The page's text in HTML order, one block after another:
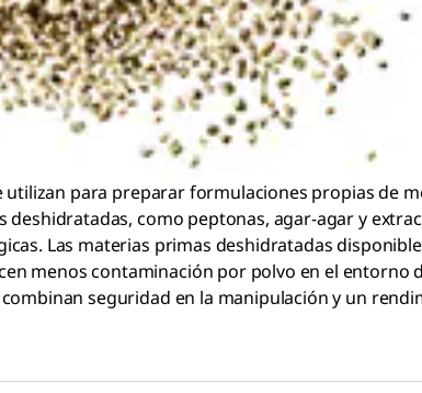
para preparar formulaciones propias de
como peptonas, agar-agar y
Las materias primas deshidratadas
menos contaminación por polvo en el entorno
seguridad en la manipulación y un